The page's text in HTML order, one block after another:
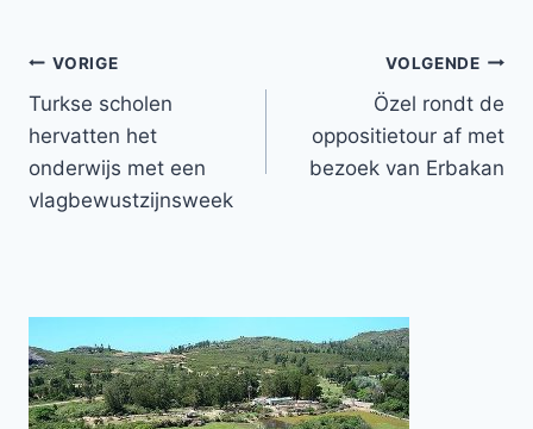
Bericht
navigatie
VORIGE
Turkse scholen
hervatten het
onderwijs met een
vlagbewustzijnsweek
VOLGENDE
Özel rondt de
oppositietour af met
bezoek van Erbakan